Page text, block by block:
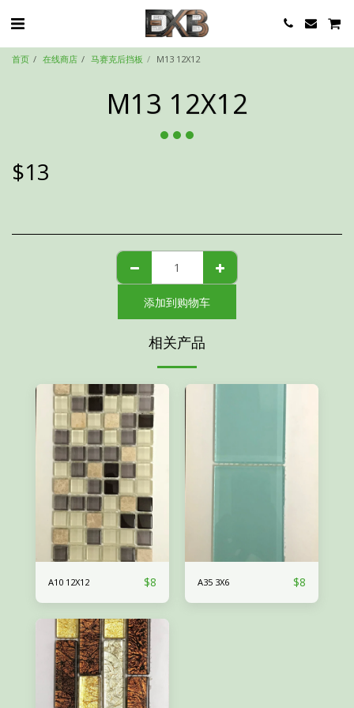
首页 在线商店 马赛克后挡板 M13 12X12
M13 12X12
$13
添加到购物车
相关产品
A10 12X12 $8 A35 3X6 $8